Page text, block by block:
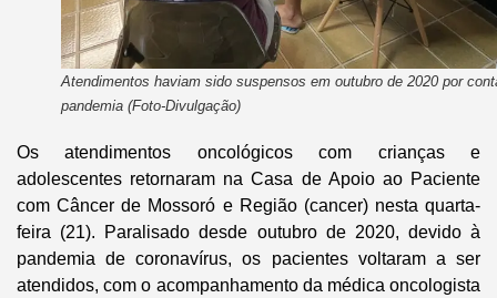
Atendimentos haviam sido suspensos em outubro de 2020 por
pandemia (Foto-Divulgação)
Os atendimentos oncológicos com crianças e
adolescentes retornaram na Casa de Apoio ao Paciente
com Câncer de Mossoró e Região (cancer) nesta quarta-
feira (21). Paralisado desde outubro de 2020, devido à
pandemia de coronavírus, os pacientes voltaram a ser
atendidos, com o acompanhamento da médica oncologista